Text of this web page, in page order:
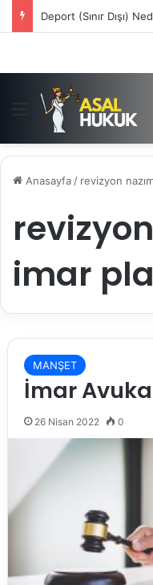
Deport (Sınır Dışı)
Menü
Anasayfa / revizyon
imar
MANŞET
İmar
26 Nisan 2022 0